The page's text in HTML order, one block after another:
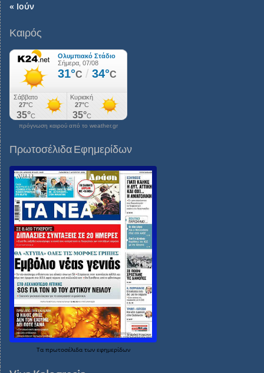
« Ιούν
Καιρός
πρόγνωση καιρού από το weather.gr
Πρωτοσέλιδα Εφημερίδων
Τα πρωτοσέλιδα των εφημερίδων